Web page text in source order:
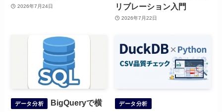
2026年7月24日
リブレーション入門
2026年7月22日
データ分析
BigQueryで横
データ分析